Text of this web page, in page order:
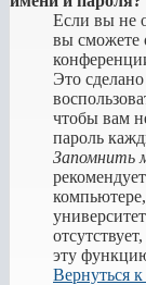
Если вы не
вы сможете
Это
чтобы вам
пароль
Запомнить
эту
Вернуться к